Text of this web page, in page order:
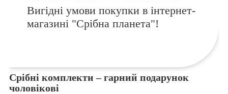
Вигідні умови покупки в інтернет-
магазині "Срібна планета"!
Срібні комплекти – гарний подарунок
чоловікові